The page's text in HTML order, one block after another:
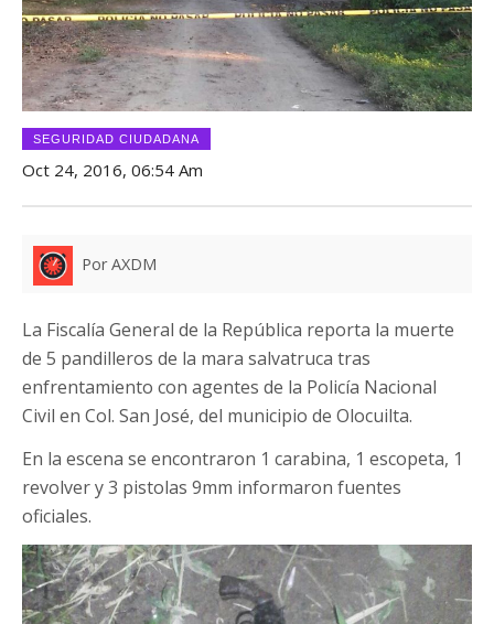
SEGURIDAD CIUDADANA
Oct 24, 2016, 06:54 Am
Por AXDM
La Fiscalía General de la República reporta la muerte
de 5 pandilleros de la mara salvatruca tras
enfrentamiento con agentes de la Policía Nacional
Civil en Col. San José, del municipio de Olocuilta.
En la escena se encontraron 1 carabina, 1 escopeta, 1
revolver y 3 pistolas 9mm informaron fuentes
oficiales.